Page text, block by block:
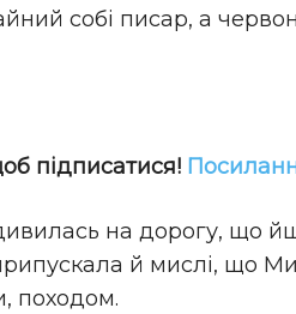
собі писар, а
підписатися!
на дорогу, що
припускала й мислі, що
походом.